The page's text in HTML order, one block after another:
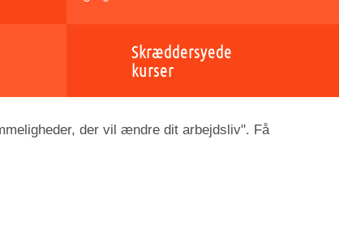
Skræddersyede
kurser
der vil ændre dit arbejdsliv". Få